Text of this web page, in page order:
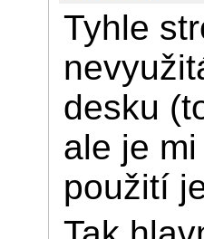
Tyhle
desku
ale je
použití